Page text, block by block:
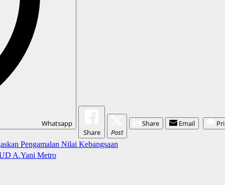
Whatsapp
Share
Post
Share Email
Pengamalan Nilai Kebangsaan
A.Yani Metro